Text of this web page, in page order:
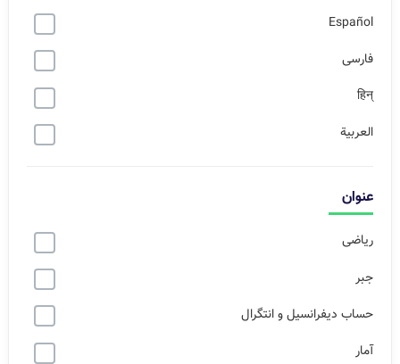
Español
فارسی
हिन्
العربية
عنوان
ریاضی
جبر
حساب دیفرانسیل و انتگرال
آمار